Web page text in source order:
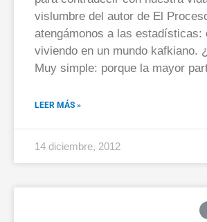
vislumbre del autor de El
atengámonos a las estadísticas:
viviendo en un mundo kafkiano.
Muy simple: porque la mayor
LEER MÁS »
14 diciembre, 2012